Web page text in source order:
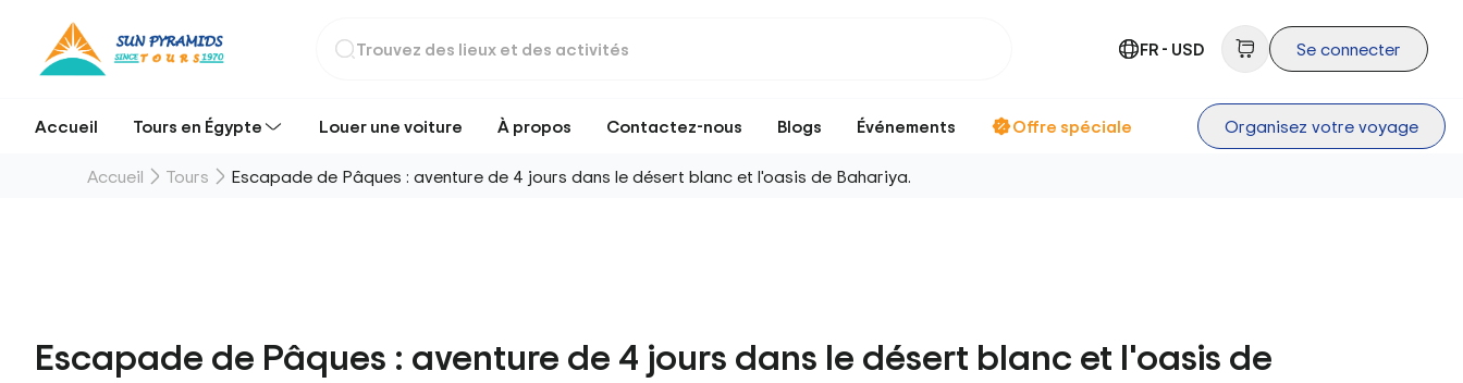
FR - USD Se connecter
Accueil Tours en Égypte Louer une voiture À propos Contactez-nous Blogs Événements Offre spéciale Organisez votre voyage
Accueil Tours Escapade de Pâques : aventure de 4 jours dans le désert blanc et l'oasis de Bahariya.
Escapade de Pâques : aventure de 4 jours dans le désert blanc et l'oasis de